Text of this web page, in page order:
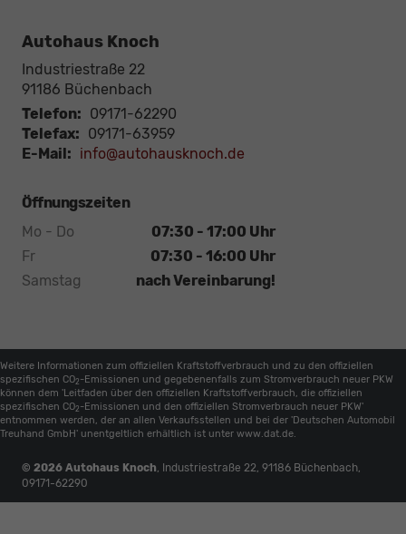
Autohaus Knoch
Industriestraße 22
91186 Büchenbach
Telefon: 09171-62290
Telefax: 09171-63959
E-Mail: info@autohausknoch.de
Öffnungszeiten
Mo - Do
07:30 - 17:00 Uhr
Fr
07:30 - 16:00 Uhr
Samstag
nach Vereinbarung!
Weitere Informationen zum offiziellen Kraftstoffverbrauch und zu den offiziellen
spezifischen CO2 -Emissionen und gegebenenfalls zum Stromverbrauch neuer PKW
können dem 'Leitfaden über den offiziellen Kraftstoffverbrauch, die offiziellen
spezifischen CO2 -Emissionen und den offiziellen Stromverbrauch neuer PKW'
entnommen werden, der an allen Verkaufsstellen und bei der 'Deutschen Automobil
Treuhand GmbH' unentgeltlich erhältlich ist unter www.dat.de.
© 2026 Autohaus Knoch, Industriestraße 22, 91186 Büchenbach,
09171-62290